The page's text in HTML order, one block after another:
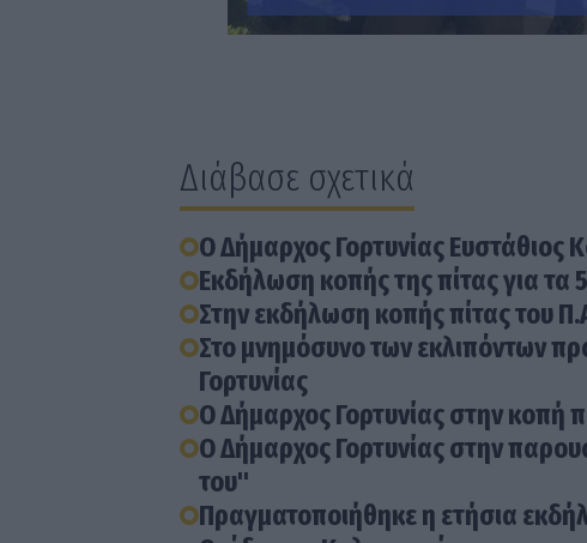
Διάβασε σχετικά
Ο Δήμαρχος Γορτυνίας Ευστάθιος
Εκδήλωση κοπής της πίτας για τα
Στην εκδήλωση κοπής πίτας του
Στο μνημόσυνο των εκλιπόντων
Γορτυνίας
Ο Δήμαρχος Γορτυνίας στην κοπή
Ο Δήμαρχος Γορτυνίας στην
του"
Πραγματοποιήθηκε η ετήσια